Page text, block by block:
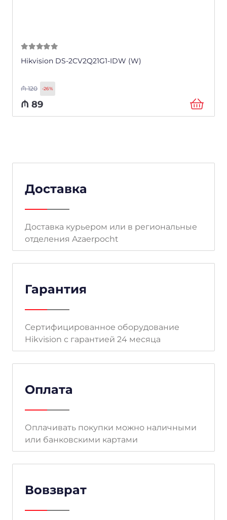
Hikvision DS-2CV2Q21G1-IDW (W)
₼120 -26%
₼ 89
Доставка
Доставка курьером или в региональные
отделения Azaerpocht
Гарантия
Сертифицированное оборудование
Hikvision с гарантией 24 месяца
Оплата
Оплачивать покупки можно наличными
или банковскими картами
Вовзврат